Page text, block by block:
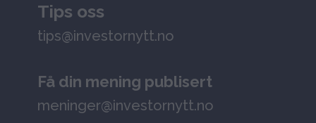
Tips oss
tips@investornytt.no
Få din mening publisert
meninger@investornytt.no